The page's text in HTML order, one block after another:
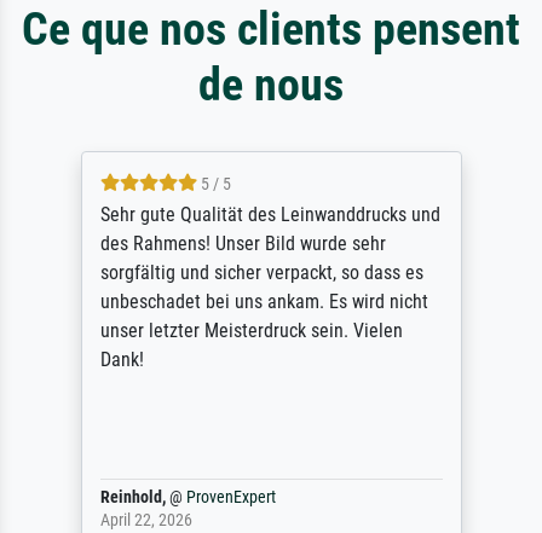
Ce que nos clients pensent
de nous
5 / 5
Sehr gute Qualität des Leinwanddrucks und
des Rahmens! Unser Bild wurde sehr
sorgfältig und sicher verpackt, so dass es
unbeschadet bei uns ankam. Es wird nicht
unser letzter Meisterdruck sein. Vielen
Dank!
Reinhold,@ ProvenExpert
April 22, 2026